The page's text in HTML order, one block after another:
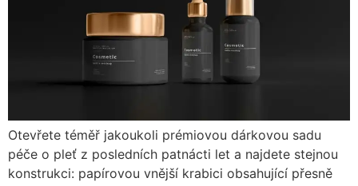
Otevřete téměř jakoukoli prémiovou dárkovou sadu
péče o pleť z posledních patnácti let a najdete stejnou
konstrukci: papírovou vnější krabici obsahující přesně